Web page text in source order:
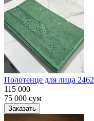
Полотенце для лица 2462
115 000
75 000 сум
Заказать